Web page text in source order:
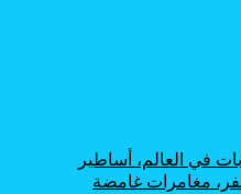
في العالم، أساطير
مغامرات غامضة